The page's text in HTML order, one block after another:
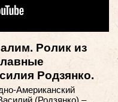
Ролик из
Родзянко.
Американский
(Родзянко) –